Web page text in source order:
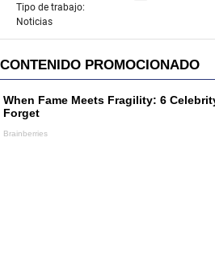
Tipo de trabajo:
Noticias